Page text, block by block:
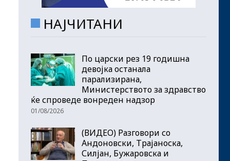
НАЈЧИТАНИ
По царски рез 19 годишна
девојка останала
парализирана,
Министерството за здравство
ќе спроведе вонреден надзор
01/08/2026
(ВИДЕО) Разговори со
Андоновски, Трајаноска,
Силјан, Бужаровска и